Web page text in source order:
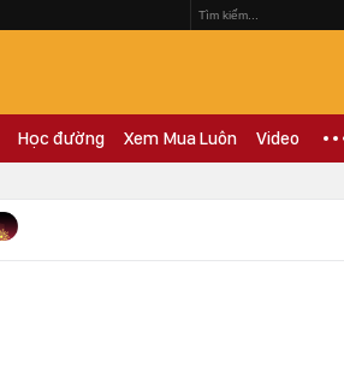
Học đường Xem Mua Luôn Video